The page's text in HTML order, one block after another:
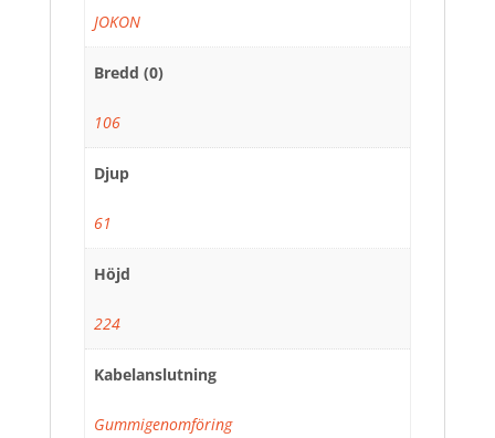
JOKON
Bredd (0)
106
Djup
61
Höjd
224
Kabelanslutning
Gummigenomföring